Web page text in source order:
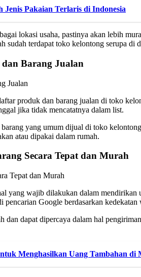
Jenis Pakaian Terlaris di Indonesia
lokasi usaha, pastinya akan lebih
sudah terdapat toko kelontong serupa di
Barang Jualan
produk dan barang jualan di toko
jika tidak mencatatnya dalam list.
yang umum dijual di toko
atau dipakai dalam rumah.
Secara Tepat dan Murah
yang wajib dilakukan dalam
Google berdasarkan kedekatan
dapat dipercaya dalam hal
Menghasilkan Uang Tambahan di